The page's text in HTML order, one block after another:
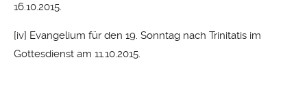
16.10.2015.
[iv] Evangelium für den 19. Sonntag nach Trinitatis im
Gottesdienst am 11.10.2015.